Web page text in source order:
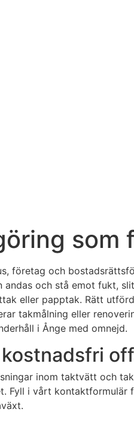
och
och stå emot fukt,
eller papptak. Rätt
takmålning eller
i Ånge med omnejd.
inom taktvätt och
i vårt